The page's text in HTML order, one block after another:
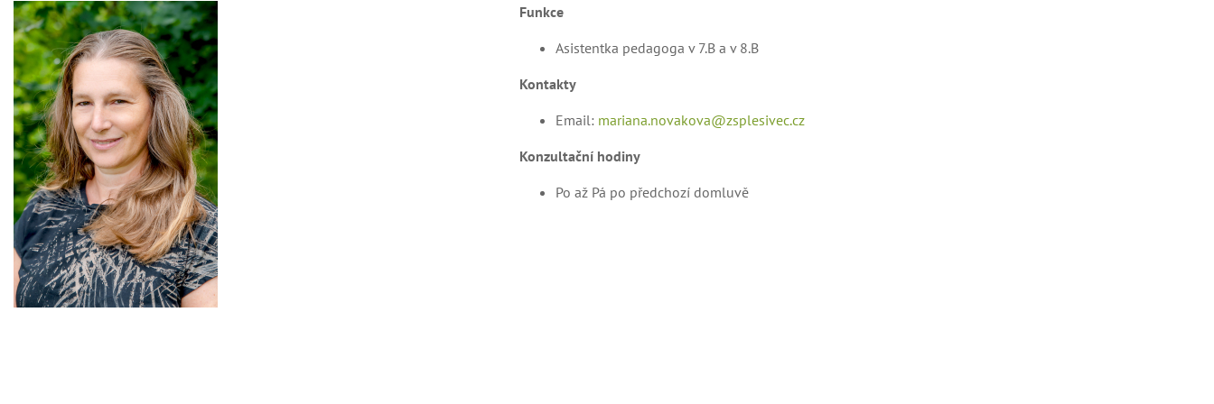
Funkce
Asistentka pedagoga v 7.B a v 8.B
Kontakty
Email: mariana.novakova@zsplesivec.cz
Konzultační hodiny
Po až Pá po předchozí domluvě